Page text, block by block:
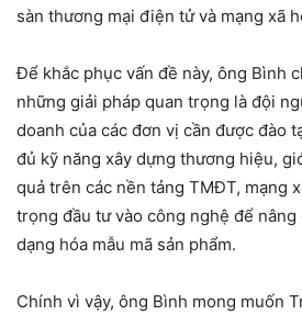
sàn thương mại điện tử và mạng xã
Để khắc phục vấn đề này, ông Bình
những giải pháp quan trọng là đội
doanh của các đơn vị cần được đào
đủ kỹ năng xây dựng thương hiệu,
quả trên các nền tảng TMĐT, mạng
trọng đầu tư vào công nghệ để nâng
dạng hóa mẫu mã sản phẩm.
Chính vì vậy, ông Bình mong muốn